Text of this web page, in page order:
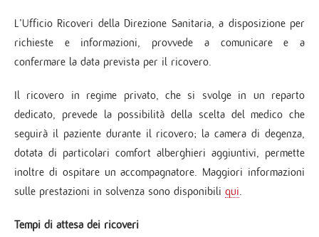
L’Ufficio Ricoveri della Direzione Sanitaria, a disposizione per
richieste e informazioni, provvede a comunicare e a
confermare la data prevista per il ricovero.
Il ricovero in regime privato, che si svolge in un reparto
dedicato, prevede la possibilità della scelta del medico che
seguirà il paziente durante il ricovero; la camera di degenza,
dotata di particolari comfort alberghieri aggiuntivi, permette
inoltre di ospitare un accompagnatore. Maggiori informazioni
sulle prestazioni in solvenza sono disponibili qui
Tempi di attesa dei ricoveri